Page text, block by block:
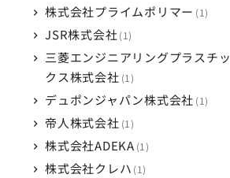
株式会社プライムポリマー 1
JSR株式会社 1
三菱エンジニアリングプラスチッ
クス株式会社 1
デュポンジャパン株式会社 1
帝人株式会社 1
株式会社ADEKA 1
株式会社クレハ 1